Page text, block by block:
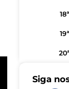
Siga